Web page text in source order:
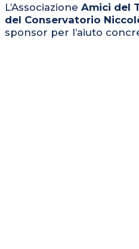
L’Associazione Amici del
del Conservatorio
sponsor per l’aiuto